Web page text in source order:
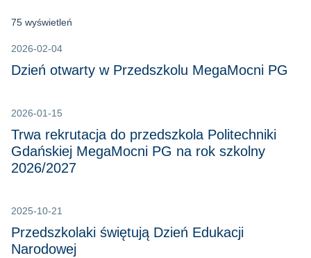
75 wyświetleń
2026-02-04
Dzień otwarty w Przedszkolu MegaMocni PG
2026-01-15
Trwa rekrutacja do przedszkola Politechniki
Gdańskiej MegaMocni PG na rok szkolny
2026/2027
2025-10-21
Przedszkolaki świętują Dzień Edukacji
Narodowej